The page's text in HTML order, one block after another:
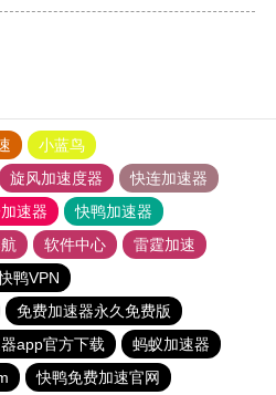
小蓝鸟
旋风加速度器
快连加速器
速器
快鸭加速器
软件中心
雷霆加速
鸭VPN
免费加速器永久免费版
app官方下载
蚂蚁加速器
快鸭免费加速官网